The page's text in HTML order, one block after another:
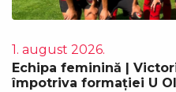
1. august 2026.
Echipa feminină |
împotriva formației U